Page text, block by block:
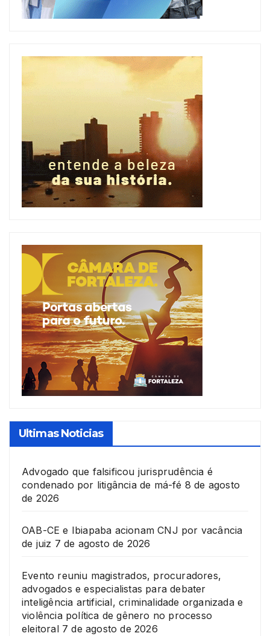
Ultimas Noticias
Advogado que falsificou jurisprudência é
condenado por litigância de má-fé 8 de agosto
de 2026
OAB-CE e Ibiapaba acionam CNJ por vacância
de juiz 7 de agosto de 2026
Evento reuniu magistrados, procuradores,
advogados e especialistas para debater
inteligência artificial, criminalidade organizada e
violência política de gênero no processo
eleitoral 7 de agosto de 2026